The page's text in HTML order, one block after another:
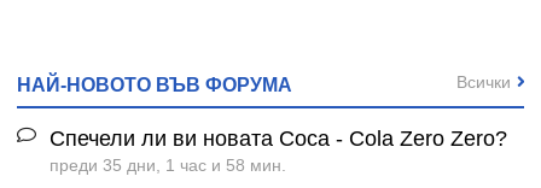
НАЙ-НОВОТО ВЪВ ФОРУМА
Спечели ли ви новата Coca - Cola Zero Zero?
преди 35 дни, 1 час и 58 мин.
Всички